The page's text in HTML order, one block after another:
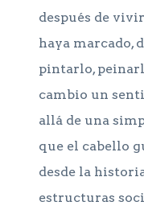
después de
haya marcado,
pintarlo,
cambio un
allá de una
que el cabello
desde la
estructuras